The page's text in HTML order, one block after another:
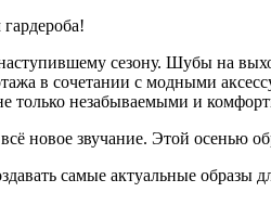
сезону. Шубы на
в сочетании с модными
только незабываемыми и
новое звучание. Этой осенью
самые актуальные образы